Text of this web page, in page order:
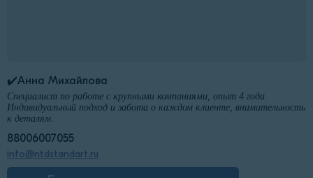
✔️Анна Михайлова
Специалист по работе с крупными компаниями, опыт 4 года.
Индивидуальный подход и забота о каждом клиенте, внимательность
к деталям.
88006007055
info@ntdstandart.ru